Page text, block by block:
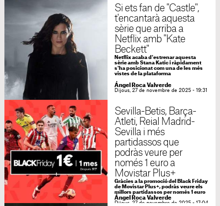
Si ets fan de "Castle",
t'encantarà aquesta
sèrie que arriba a
Netflix amb "Kate
Beckett"
Netflix acaba d'estrenar aquesta
sèrie amb Stana Katic i ràpidament
s'ha posicionat com una de les més
vistes de la plataforma
Ángel Roca Valverde
Dijous, 27 de novembre de 2025 - 19:31
Sevilla-Betis, Barça-
Atleti, Reial Madrid-
Sevilla i més
partidassos que
podràs veure per
només 1 euro a
Movistar Plus+
Gràcies a la promoció del Black Friday
de Movistar Plus+, podràs veure els
millors partidassos per només 1 euro
Ángel Roca Valverde
Dijous, 27 de novembre de 2025 - 17:04